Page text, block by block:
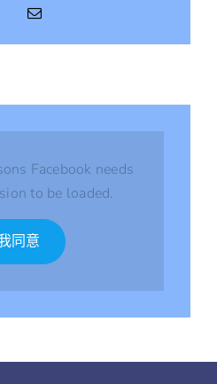
Facebook needs
to be loaded.
同意